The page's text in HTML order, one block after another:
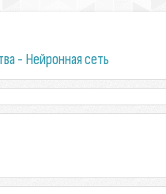
- Нейронная сеть